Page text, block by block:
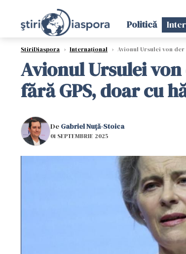
Politică
StiriDiaspora › Internațional › Avionul Ursulei von
Avionul Ursulei
fără GPS, doar cu
De Gabriel Nuță-Stoica
01 SEPTEMBRIE 2025